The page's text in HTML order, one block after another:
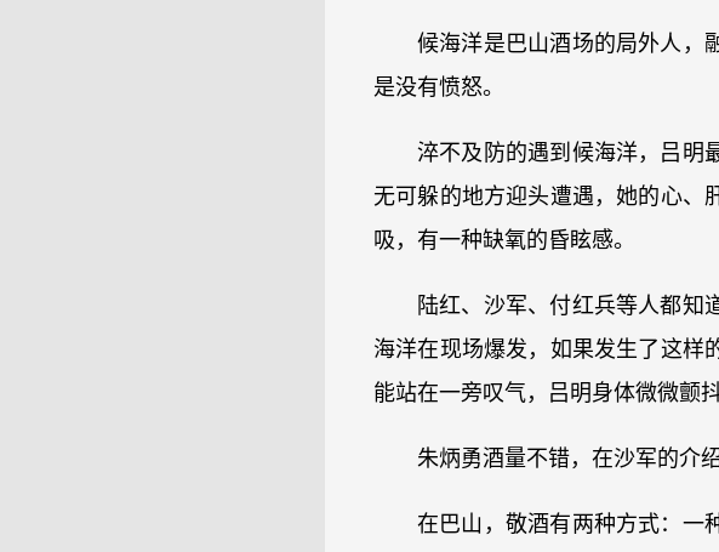
候海洋是巴山酒场的局外人，
是没有愤怒。
淬不及防的遇到候海洋，吕
无可躲的地方迎头遭遇，她的心、
吸，有一种缺氧的昏眩感。
陆红、沙军、付红兵等人都知
海洋在现场爆发，如果发生了这样
能站在一旁叹气，吕明身体微微颤
朱炳勇酒量不错，在沙军的介
在巴山，敬酒有两种方式：一